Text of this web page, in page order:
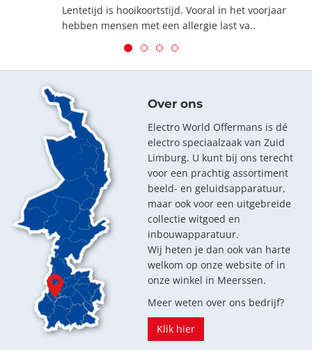
Lentetijd is hooikoortstijd. Vooral in het voorjaar
hebben mensen met een allergie last va..
Over ons
Electro World Offermans is dé
electro speciaalzaak van Zuid
Limburg. U kunt bij ons terecht
voor een prachtig assortiment
beeld- en geluidsapparatuur,
maar ook voor een uitgebreide
collectie witgoed en
inbouwapparatuur.
Wij heten je dan ook van harte
welkom op onze website of in
onze winkel in Meerssen.
Meer weten over ons bedrijf?
Klik hier